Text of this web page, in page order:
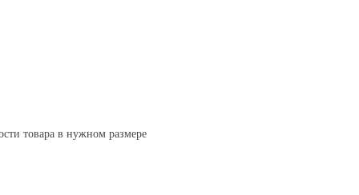
товара в нужном размере